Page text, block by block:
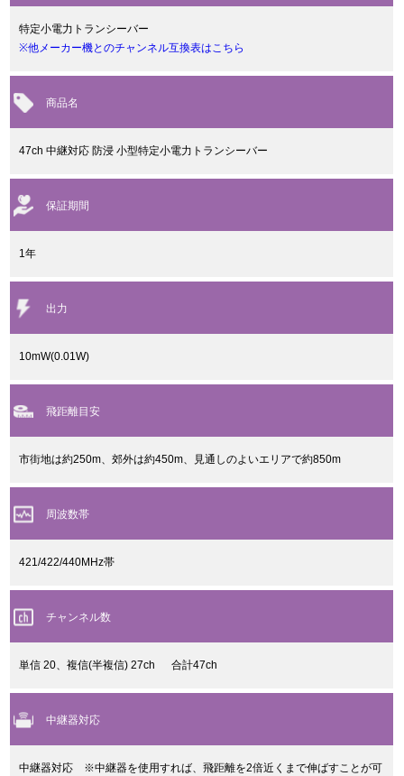
特定小電力トランシーバー
※他メーカー機とのチャンネル互換表はこちら
商品名
47ch 中継対応 防浸 小型特定小電力トランシーバー
保証期間
1年
出力
10mW(0.01W)
飛距離目安
市街地は約250m、郊外は約450m、見通しのよいエリアで約850m
周波数帯
421/422/440MHz帯
チャンネル数
単信 20、複信(半複信) 27ch 合計47ch
中継器対応
中継器対応 ※中継器を使用すれば、飛距離を2倍近くまで伸ばすことが可